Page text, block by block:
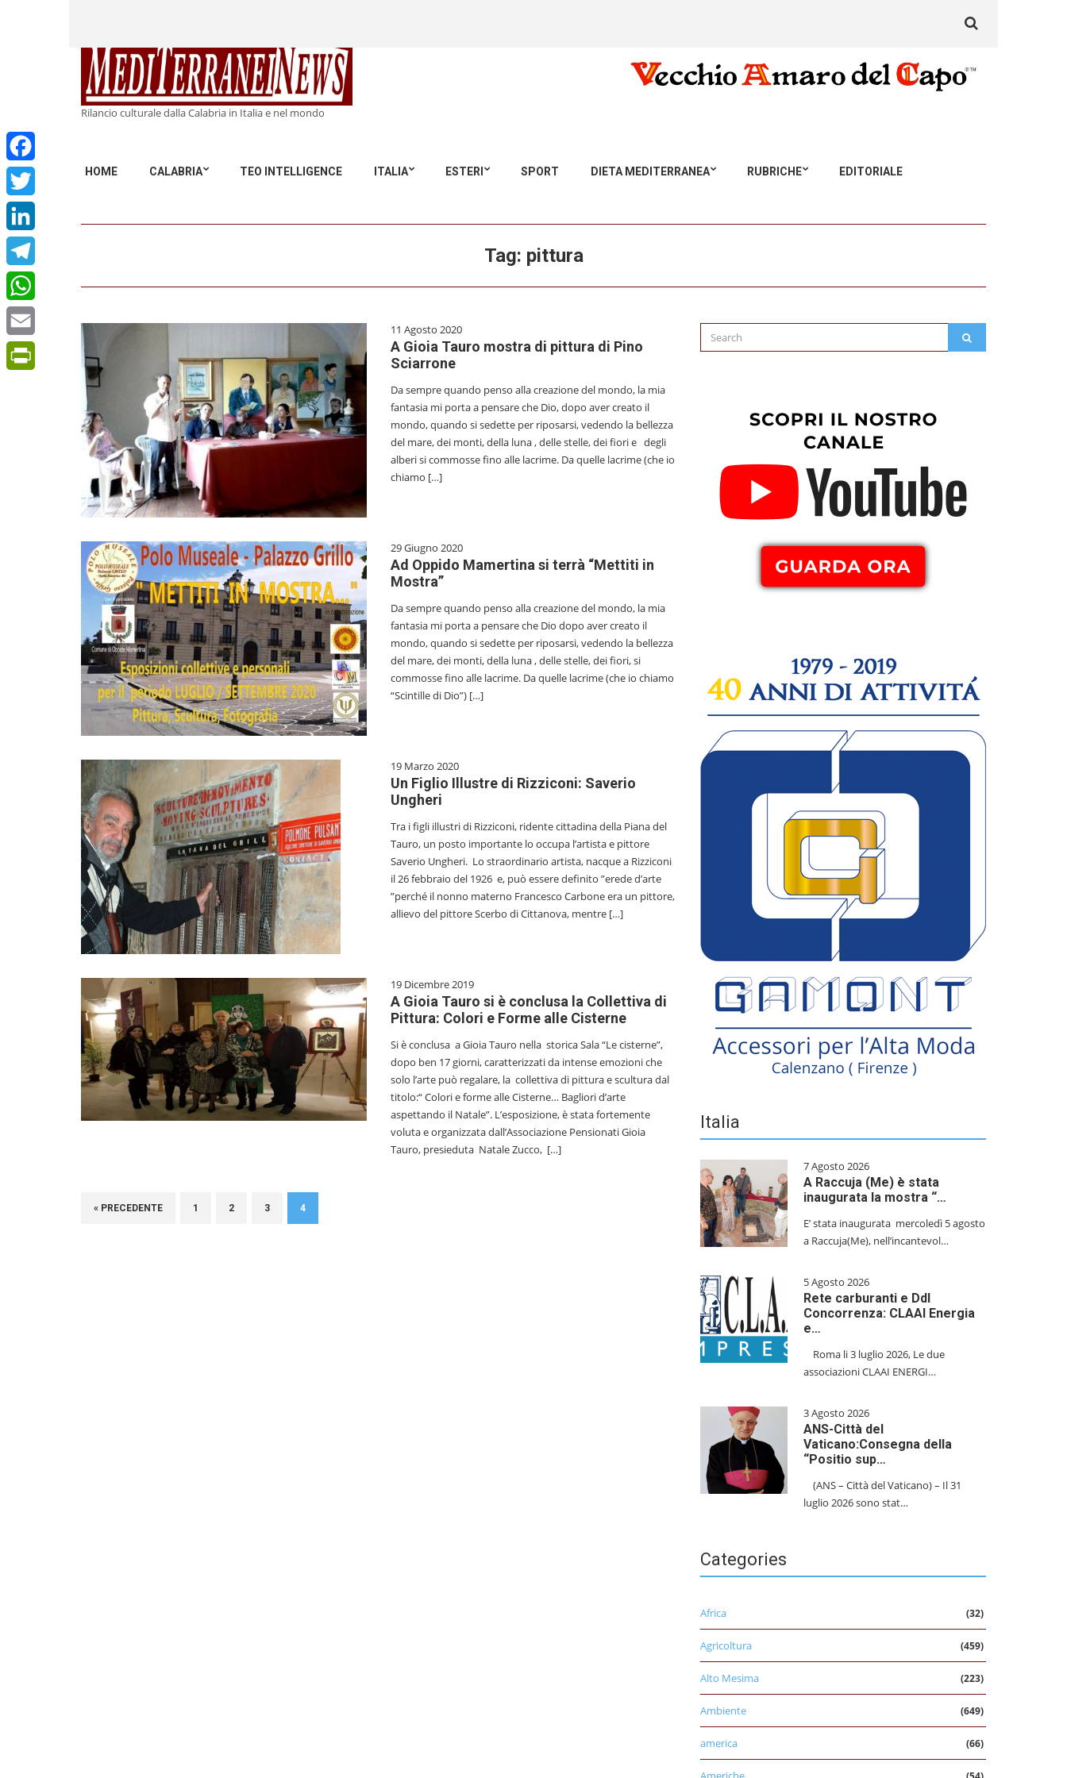
Rilancio culturale dalla Calabria in Italia e nel mondo
HOME CALABRIA TEO INTELLIGENCE ITALIA ESTERI SPORT DIETA MEDITERRANEA RUBRICHE EDITORIALE
for:
Facebook
Twitter
LinkedIn
Telegram
WhatsApp
Email
Tag: pittura
11 Agosto 2020
A Gioia Tauro mostra di pittura di Pino
Sciarrone
Da sempre quando penso alla creazione del mondo, la mia
fantasia mi porta a pensare che Dio, dopo aver creato il
mondo, quando si sedette per riposarsi, vedendo la bellezza
del mare, dei monti, della luna , delle stelle, dei fiori e degli
alberi si commosse fino alle lacrime. Da quelle lacrime (che io
chiamo […]
29 Giugno 2020
Ad Oppido Mamertina si terrà “Mettiti in
Mostra”
Da sempre quando penso alla creazione del mondo, la mia
fantasia mi porta a pensare che Dio dopo aver creato il
mondo, quando si sedette per riposarsi, vedendo la bellezza
del mare, dei monti, della luna , delle stelle, dei fiori, si
commosse fino alle lacrime. Da quelle lacrime (che io chiamo
“Scintille di Dio”) […]
19 Marzo 2020
Un Figlio Illustre di Rizziconi: Saverio
Ungheri
Tra i figli illustri di Rizziconi, ridente cittadina della Piana del
Tauro, un posto importante lo occupa l’artista e pittore
Saverio Ungheri. Lo straordinario artista, nacque a Rizziconi
il 26 febbraio del 1926 e, può essere definito ”erede d’arte
”perché il nonno materno Francesco Carbone era un pittore,
allievo del pittore Scerbo di Cittanova, mentre […]
19 Dicembre 2019
A Gioia Tauro si è conclusa la Collettiva di
Pittura: Colori e Forme alle Cisterne
Si è conclusa a Gioia Tauro nella storica Sala “Le cisterne”,
dopo ben 17 giorni, caratterizzati da intense emozioni che
solo l’arte può regalare, la collettiva di pittura e scultura dal
titolo:“ Colori e forme alle Cisterne… Bagliori d’arte
aspettando il Natale”. L’esposizione, è stata fortemente
voluta e organizzata dall’Associazione Pensionati Gioia
Tauro, presieduta Natale Zucco, […]
« PRECEDENTE 1 2 3 4
Search
for:
Italia
7 Agosto 2026
A Raccuja (Me) è stata
inaugurata la mostra “…
E’ stata inaugurata mercoledì 5 agosto
a Raccuja(Me), nell’incantevol…
5 Agosto 2026
Rete carburanti e Ddl
Concorrenza: CLAAI Energia
e…
​Roma li 3 luglio 2026, Le due
associazioni CLAAI ENERGI…
3 Agosto 2026
ANS-Città del
Vaticano:Consegna della
“Positio sup…
(ANS – Città del Vaticano) – Il 31
luglio 2026 sono stat…
Categories
Africa (32)
Agricoltura (459)
Alto Mesima (223)
Ambiente (649)
america (66)